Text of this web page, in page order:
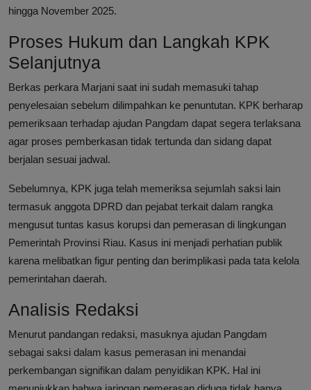
hingga November 2025.
Proses Hukum dan Langkah KPK
Selanjutnya
Berkas perkara Marjani saat ini sudah memasuki tahap
penyelesaian sebelum dilimpahkan ke penuntutan. KPK berharap
pemeriksaan terhadap ajudan Pangdam dapat segera terlaksana
agar proses pemberkasan tidak tertunda dan sidang dapat
berjalan sesuai jadwal.
Sebelumnya, KPK juga telah memeriksa sejumlah saksi lain
termasuk anggota DPRD dan pejabat terkait dalam rangka
mengusut tuntas kasus korupsi dan pemerasan di lingkungan
Pemerintah Provinsi Riau. Kasus ini menjadi perhatian publik
karena melibatkan figur penting dan berimplikasi pada tata kelola
pemerintahan daerah.
Analisis Redaksi
Menurut pandangan redaksi, masuknya ajudan Pangdam
sebagai saksi dalam kasus pemerasan ini menandai
perkembangan signifikan dalam penyidikan KPK. Hal ini